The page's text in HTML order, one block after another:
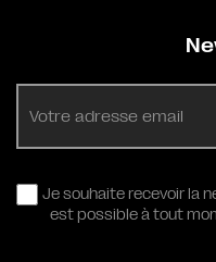
Je souhaite recevoir la
est possible à tout